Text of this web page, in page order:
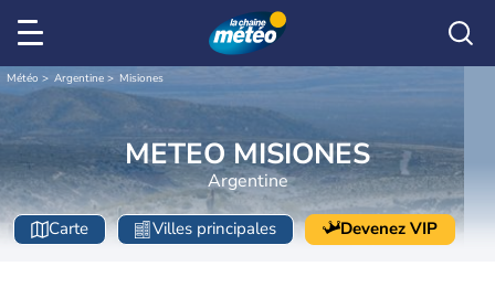
Météo Argentine Misiones
METEO MISIONES
Argentine
Carte Villes principales Devenez VIP